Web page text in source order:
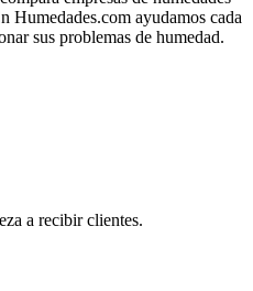
Humedades.com ayudamos cada
sus problemas de humedad.
a recibir clientes.